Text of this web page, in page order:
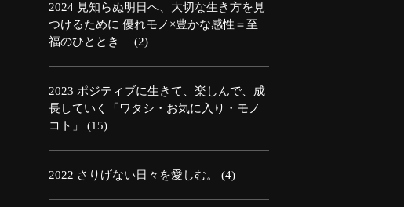
2024 見知らぬ明日へ、大切な生き方を見
つけるために 優れモノ×豊かな感性＝至
福のひととき
(2)
2023 ポジティブに生きて、楽しんで、成
長していく「ワタシ・お気に入り・モノ
コト」
(15)
2022 さりげない日々を愛しむ。 (4)